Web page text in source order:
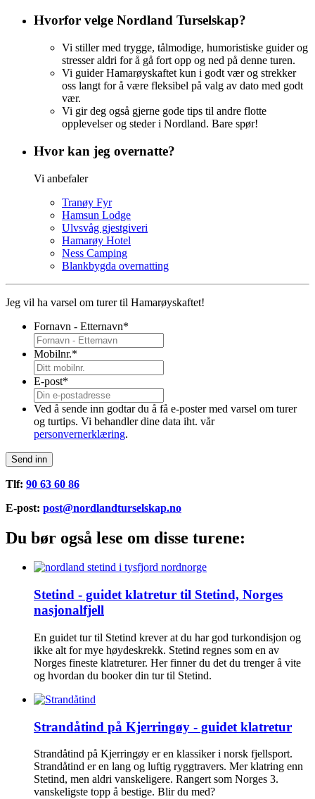
Hvorfor velge Nordland Turselskap?
Vi stiller med trygge, tålmodige, humoristiske guider og
stresser aldri for å gå fort opp og ned på denne turen.
Vi guider Hamarøyskaftet kun i godt vær og strekker
oss langt for å være fleksibel på valg av dato med godt
vær.
Vi gir deg også gjerne gode tips til andre flotte
opplevelser og steder i Nordland. Bare spør!
Hvor kan jeg overnatte?
Vi anbefaler
Tranøy Fyr
Hamsun Lodge
Ulvsvåg gjestgiveri
Hamarøy Hotel
Ness Camping
Blankbygda overnatting
Jeg vil ha varsel om turer til Hamarøyskaftet!
Fornavn - Etternavn*
Mobilnr.*
E-post*
Ved å sende inn godtar du å få e-poster med varsel om turer
og turtips. Vi behandler dine data iht. vår
personvernerklæring.
Send inn
Tlf: 90 63 60 86
E-post: post@nordlandturselskap.no
Du bør også lese om disse turene:
Stetind - guidet klatretur til Stetind, Norges
nasjonalfjell
En guidet tur til Stetind krever at du har god turkondisjon og
ikke alt for mye høydeskrekk. Stetind regnes som en av
Norges fineste klatreturer. Her finner du det du trenger å vite
og hvordan du booker din tur til Stetind.
Strandåtind på Kjerringøy - guidet klatretur
Strandåtind på Kjerringøy er en klassiker i norsk fjellsport.
Strandåtind er en lang og luftig ryggtravers. Mer klatring enn
Stetind, men aldri vanskeligere. Rangert som Norges 3.
vanskeligste topp å bestige. Blir du med?